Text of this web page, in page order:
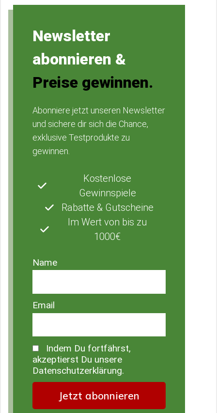
Newsletter
abonnieren &
Preise gewinnen.
Abonniere jetzt unseren Newsletter
und sichere dir sich die Chance,
exklusive Testprodukte zu
gewinnen.
Kostenlose
Gewinnspiele
Rabatte & Gutscheine
Im Wert von bis zu
1000€
Name
Email
Indem Du fortfährst,
akzeptierst Du unsere
Datenschutzerklärung.